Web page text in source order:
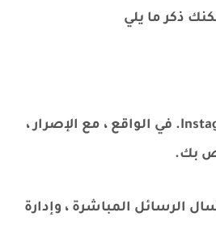
ذكر ما يلي
أرسل الصور ومقاطع الفيديو والقصص والبكرات من الويب إلى Instagram. في الواقع ، مع الإصرار ،
بك.
الرسائل المباشرة ، وإدارة